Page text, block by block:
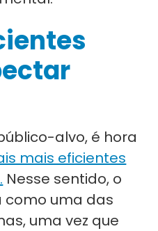
alvo, é hora
mais eficientes
Nesse sentido, o
como uma das
uma vez que